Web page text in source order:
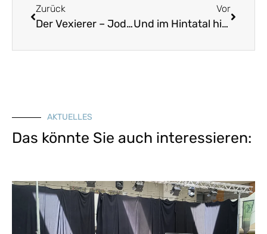
Zurück
Der Vexierer – Jodler
Vor
Und im Hintatal hint
AKTUELLES
Das könnte Sie auch interessieren: